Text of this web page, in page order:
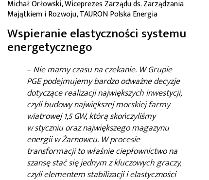
Michał Orłowski, Wiceprezes Zarządu ds. Zarządzania
Majątkiem i Rozwoju, TAURON Polska Energia
Wspieranie elastyczności systemu
energetycznego
–Nie mamy czasu na czekanie. W Grupie
PGE podejmujemy bardzo odważne decyzje
dotyczące realizacji największych inwestycji,
czyli budowy największej morskiej farmy
wiatrowej 1,5 GW, którą skończyliśmy
w styczniu oraz największego magazynu
energii w Żarnowcu. W procesie
transformacji to właśnie ciepłownictwo na
szansę stać się jednym z kluczowych graczy,
czyli elementem stabilizacji i elastyczności